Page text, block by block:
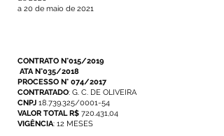
a 20 de maio de 2021
CONTRATO N°015/2019
ATA N°035/2018
PROCESSO N° 074/2017
CONTRATADO: G. C. DE OLIVEIRA
CNPJ 18.739.325/0001-54
VALOR TOTAL R$ 720.431,04
VIGÊNCIA: 12 MESES